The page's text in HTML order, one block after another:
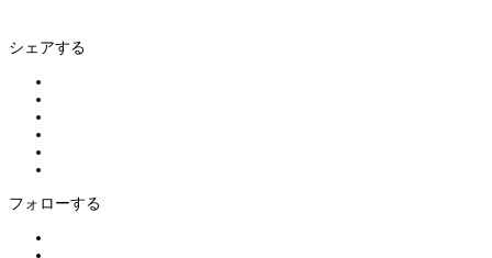
シェアする
フォローする